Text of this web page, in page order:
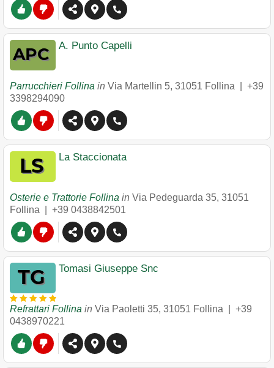
A. Punto Capelli
Parrucchieri Follina in Via Martellin 5, 31051 Follina
+39
3398294090
La Staccionata
Osterie e Trattorie Follina in Via Pedeguarda 35, 31051
Follina
+39 0438842501
Tomasi Giuseppe Snc
Refrattari Follina in Via Paoletti 35, 31051 Follina
+39
0438970221